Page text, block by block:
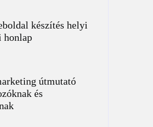
készítés helyi
honlap
útmutató
és